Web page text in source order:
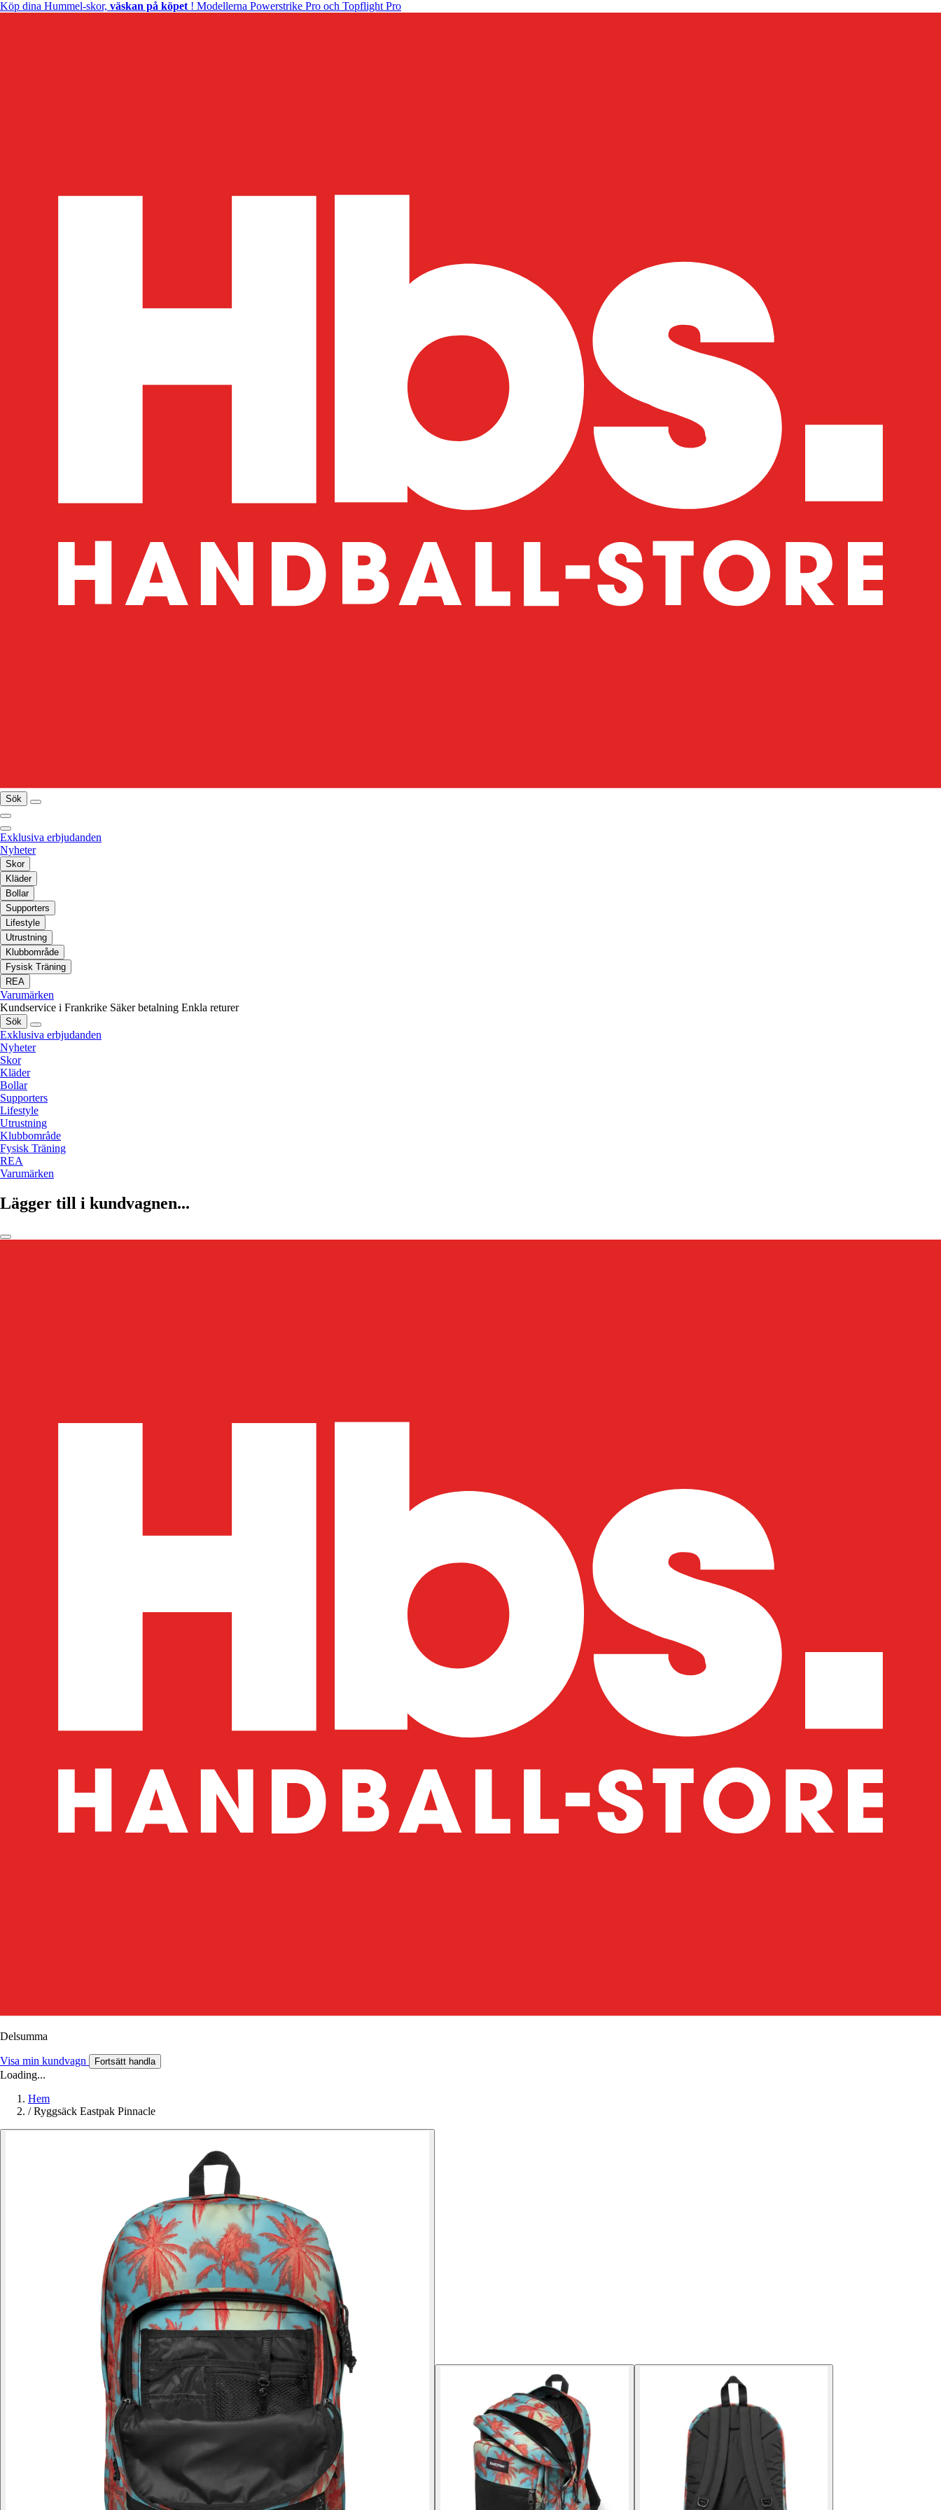
Köp dina Hummel-skor, väskan på köpet ! Modellerna Powerstrike Pro och Topflight Pro
Sök
Exklusiva erbjudanden
Nyheter
Skor
Kläder
Bollar
Supporters
Lifestyle
Utrustning
Klubbområde
Fysisk Träning
REA
Varumärken
Kundservice i Frankrike Säker betalning Enkla returer
Sök
Exklusiva erbjudanden
Nyheter
Skor
Kläder
Bollar
Supporters
Lifestyle
Utrustning
Klubbområde
Fysisk Träning
REA
Varumärken
Lägger till i kundvagnen...
Delsumma
Visa min kundvagn Fortsätt handla
Loading...
Hem
/ Ryggsäck Eastpak Pinnacle